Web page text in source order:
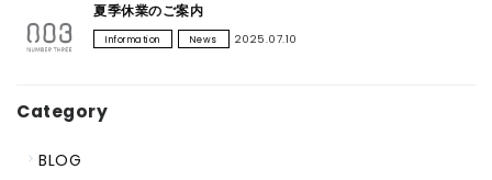
夏季休業のご案内
Information News 2025.07.10
Category
BLOG